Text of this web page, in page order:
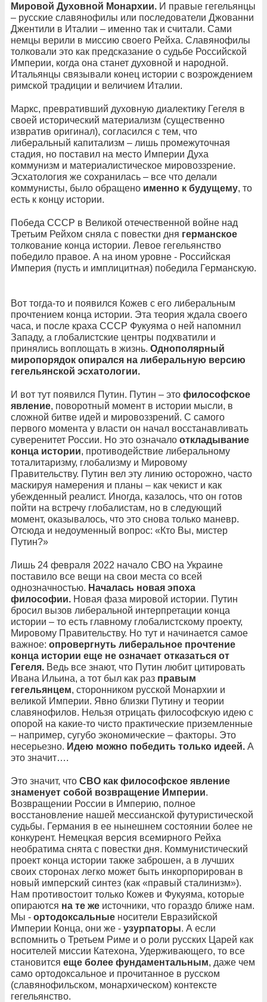
Мировой Духовной Монархии. И правые гегельянцы
– русские славянофилы или последователи Джованни
Джентили в Италии – именно так и считали. Сами
немцы верили в миссию своего Рейха. Славянофилы
толковали это как предсказание о судьбе Российской
Империи, когда она станет духовной и народной.
Итальянцы связывали конец истории с возрождением
римской традиции и величием Италии.
Маркс, превративший духовную диалектику Гегеля в
своей исторический материализм (существенно
извратив оригинал), согласился с тем, что
либеральный капитализм – лишь промежуточная
стадия, но поставил на место Империи Духа
коммунизм и материалистическое мировоззрение.
Эсхатология же сохранилась – все что делали
коммунисты, было обращено именно к будущему, то
есть к концу истории.
Победа СССР в Великой отечественной войне над
Третьим Рейхом сняла с повестки дня германское
толкование конца истории. Левое гегельянство
победило правое. А на ином уровне - Российская
Империя (пусть и имплицитная) победила Германскую.
Вот тогда-то и появился Кожев с его либеральным
прочтением конца истории. Эта теория ждала своего
часа, и после краха СССР Фукуяма о ней напомнил
Западу, а глобалистские центры подхватили и
принялись воплощать в жизнь. Однополярный
миропорядок опирался на либеральную версию
гегельянской эсхатологии.
И вот тут появился Путин. Путин – это философское
явление, поворотный момент в истории мысли, в
сложной битве идей и мировоззрений. С самого
первого момента у власти он начал восстанавливать
суверенитет России. Но это означало откладывание
конца истории, противодействие либеральному
тоталитаризму, глобализму и Мировому
Правительству. Путин вел эту линию осторожно, часто
маскируя намерения и планы – как чекист и как
убежденный реалист. Иногда, казалось, что он готов
пойти на встречу глобалистам, но в следующий
момент, оказывалось, что это снова только маневр.
Отсюда и недоуменный вопрос: «Кто Вы, мистер
Путин?»
Лишь 24 февраля 2022 начало СВО на Украине
поставило все вещи на свои места со всей
однозначностью. Началась новая эпоха
философии. Новая фаза мировой истории. Путин
бросил вызов либеральной интерпретации конца
истории – то есть главному глобалистскому проекту,
Мировому Правительству. Но тут и начинается самое
важное: опровергнуть либеральное прочтение
конца истории еще не означает отказаться от
Гегеля. Ведь все знают, что Путин любит цитировать
Ивана Ильина, а тот был как раз правым
гегельянцем, сторонником русской Монархии и
великой Империи. Явно близки Путину и теории
славянофилов. Нельзя отрицать философскую идею с
опорой на какие-то чисто практические приземленные
– например, сугубо экономические – факторы. Это
несерьезно. Идею можно победить только идеей. А
это значит….
Это значит, что СВО как философское явление
знаменует собой возвращение Империи.
Возвращении России в Империю, полное
восстановление нашей мессианской футуристической
судьбы. Германия в ее нынешнем состоянии более не
конкурент. Немецкая версия всемирного Рейха
необратима снята с повестки дня. Коммунистический
проект конца истории также заброшен, а в лучших
своих сторонах легко может быть инкорпорирован в
новый имперский синтез (как «правый сталинизм»).
Нам противостоит только Кожев и Фукуяма, которые
опираются на те же источники, что гораздо ближе нам.
Мы - ортодоксальные носители Евразийской
Империи Конца, они же - узурпаторы. А если
вспомнить о Третьем Риме и о роли русских Царей как
носителей миссии Катехона, Удерживающего, то все
становится еще более фундаментальным, даже чем
само ортодоксальное и прочитанное в русском
(славянофильском, монархическом) контексте
гегельянство.